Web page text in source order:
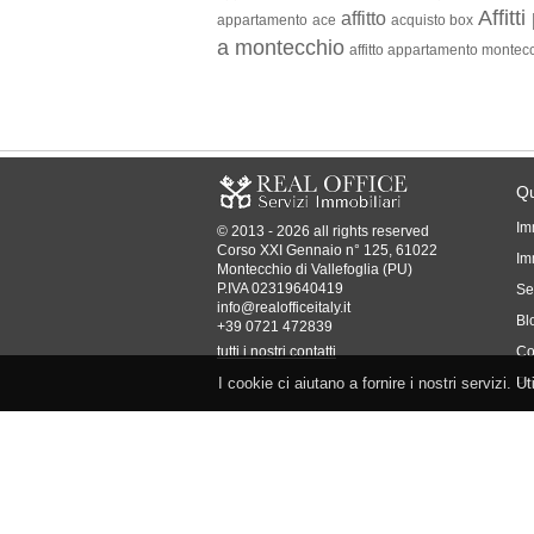
appartamento ace affitto acquisto box Affitti
a montecchio affitto appartamento
© 2013 - 2026 all rights reserved
Corso XXI Gennaio n° 125, 61022
Montecchio di Vallefoglia (PU)
P.IVA 02319640419
info@realofficeitaly.it
+39 0721 472839
tutti i nostri contatti
I cookie ci aiutano a fornire i nostri servizi.